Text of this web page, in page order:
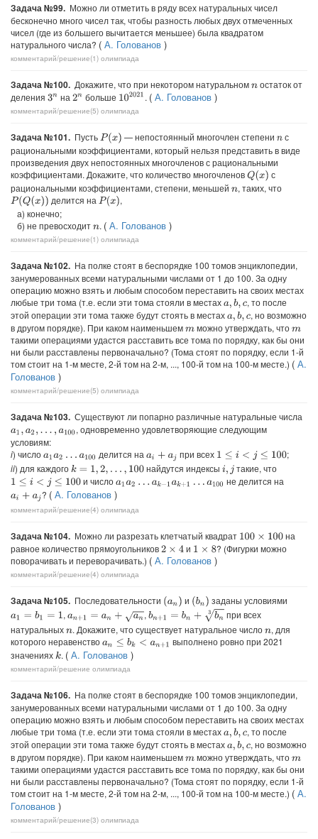
Задача №99. Можно ли отметить в ряду всех натуральных чисел
бесконечно много чисел так, чтобы разность любых двух отмеченных
чисел (где из большего вычитается меньшее) была квадратом
натурального числа? ( А. Голованов )
комментарий/решение(1) олимпиада
Задача №100. Докажите, что при некотором натуральномnостаток от
деления 3n на 2n больше 102021. ( А. Голованов)
комментарий/решение(5) олимпиада
Задача №101. ПустьP(x) — непостоянный многочлен степени n с
рациональными коэффициентами, который нельзя представить в виде
произведения двух непостоянных многочленов с рациональными
коэффициентами. Докажите, что количество многочленовQ(x)
с
рациональными коэффициентами, степени, меньшей n, таких, что
P(Q(x)) делится на P(x) ,
а) конечно;
б) не превосходитn. ( А. Голованов)
комментарий/решение(1) олимпиада
Задача №102. На полке стоят в беспорядке 100 томов энциклопедии,
занумерованных всеми натуральными числами от 1 до 100. За одну
операцию можно взять и любым способом переставить на своих местах
любые три тома (т.е. если эти тома стояли в местахa,b,c , то после
этой операции эти тома также будут стоять в местахa,b,c , но возможно
в другом порядке). При каком наименьшемmможно утверждать, чтоm
такими операциями удастся расставить все тома по порядку, как бы они
ни были расставлены первоначально? (Тома стоят по порядку, если 1-й
том стоит на 1-м месте, 2-й том на 2-м, ..., 100-й том на 100-м месте.) ( А.
Голованов )
комментарий/решение(5) олимпиада
Задача №103. Существуют ли попарно различные натуральные числа
a1,a2,… a100
, одновременно удовлетворяющие следующим
условиям:
i) числоa1a2 …a 100 делится наai+aj при всех 1 ≤i< j≤ 100
;
ii) для каждогоk=1, 2,…,100 найдутся индексы i,j
такие, что
1 ≤i< ≤ 100 и числоa1a2 …ak−1ak+1… a 100
не делится на
ai+ aj ? (А. Голованов )
комментарий/решение(4) олимпиада
Задача №104. Можно ли разрезать клетчатый квадрат 100×100
на
равное количество прямоугольников2 ×4 и 1 ×8
? (Фигурки можно
поворачивать и переворачивать.) ( А. Голованов )
комментарий/решение(4) олимпиада
Задача №105. Последовательности (an) и (bn) заданы условиями
a1 =b1=1 , an+1 =an+a n ,bn +1 =b n+b n3
при всех
натуральныхn. Докажите, что существует натуральное числоn, для
которого неравенствоan ≤bk <a n+ 1
выполнено ровно при 2021
значенияхk. ( А. Голованов)
комментарий/решение олимпиада
Задача №106. На полке стоят в беспорядке 100 томов энциклопедии,
занумерованных всеми натуральными числами от 1 до 100. За одну
операцию можно взять и любым способом переставить на своих местах
любые три тома (т.е. если эти тома стояли в местахa,b,c , то после
этой операции эти тома также будут стоять в местахa,b,c , но возможно
в другом порядке). При каком наименьшемmможно утверждать, чтоm
такими операциями удастся расставить все тома по порядку, как бы они
ни были расставлены первоначально? (Тома стоят по порядку, если 1-й
том стоит на 1-м месте, 2-й том на 2-м, ..., 100-й том на 100-м месте.) ( А.
Голованов )
комментарий/решение(3) олимпиада